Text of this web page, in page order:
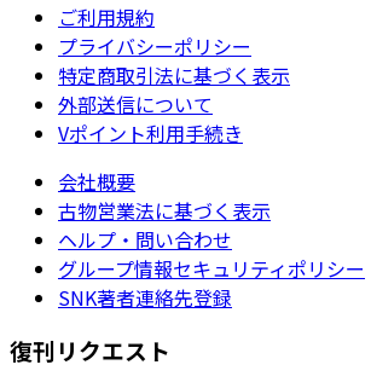
ご利用規約
プライバシーポリシー
特定商取引法に基づく表示
外部送信について
Vポイント利用手続き
会社概要
古物営業法に基づく表示
ヘルプ・問い合わせ
グループ情報セキュリティポリシー
SNK著者連絡先登録
復刊リクエスト